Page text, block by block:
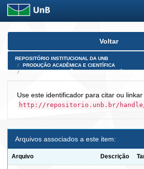
Skip
Voltar
REPOSITÓRIO INSTITUCIONAL DA UNB
PRODUÇÃO ACADÊMICA E CIENTÍFICA
Use este identificador para citar ou
http://repositorio.unb.br/handle/
Arquivos associados a este item:
Arquivo Descrição